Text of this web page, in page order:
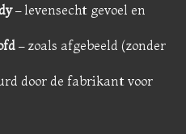
– levensecht gevoel en
– zoals afgebeeld (zonder
door de fabrikant voor